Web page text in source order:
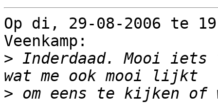
Op di, 29-08-2006 te
Veenkamp:
> Inderdaad. Mooi iets
> om eens te kijken